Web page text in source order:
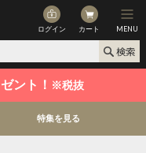
ログイン カート MENU
ント！ ※税抜
特集を見る